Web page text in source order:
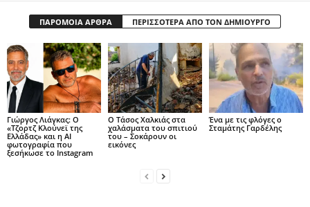
ΠΑΡΟΜΟΙΑ ΑΡΘΡΑ ΠΕΡΙΣΣΟΤΕΡΑ ΑΠΟ ΤΟΝ ΔΗΜΙΟΥΡΓΟ
Γιώργος Λιάγκας: Ο
«Τζορτζ Κλούνεϊ της
Ελλάδας» και η AI
φωτογραφία που
ξεσήκωσε το Instagram
Ο Τάσος Χαλκιάς στα
χαλάσματα του σπιτιού
του – Σοκάρουν οι
εικόνες
Ένα με τις φλόγες ο
Σταμάτης Γαρδέλης